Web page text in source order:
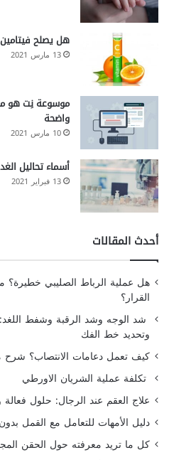
هل يصلح
13 مارس 2021
موسوعة نِت هو
واضحة
10 مارس 2021
أسماء تحاليل
13 فبراير 2021
أحدث المقالات
هل عملية الرباط الصليبي خطيرة؟
القرار؟
شد الوجه وشد الرقبة وشفط اللغد:
وتحديد خط الفك
كيف تعمل دعامات الانتصاب؟ شرح
تكلفة عملية الشريان الاورطي
علاج العقم عند الرجال: حلول
دليل الأمهات للتعامل مع القمل
كل ما تريد معرفته حول الحقن